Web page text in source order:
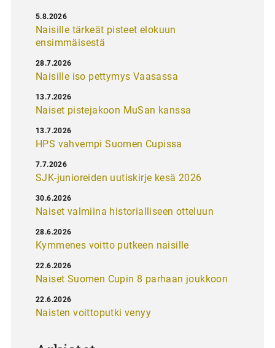
Naisille tärkeät pisteet elokuun
ensimmäisestä
5.8.2026
Naisille iso pettymys Vaasassa
28.7.2026
Naiset pistejakoon MuSan kanssa
13.7.2026
HPS vahvempi Suomen Cupissa
13.7.2026
SJK-junioreiden uutiskirje kesä 2026
7.7.2026
Naiset valmiina historialliseen otteluun
30.6.2026
Kymmenes voitto putkeen naisille
28.6.2026
Naiset Suomen Cupin 8 parhaan joukkoon
22.6.2026
Naisten voittoputki venyy
22.6.2026